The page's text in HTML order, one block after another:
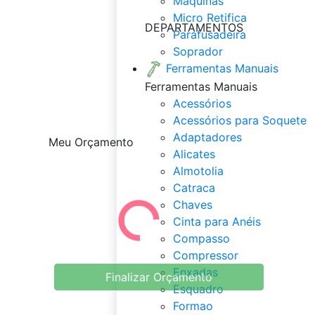
DEPARTAMENTOS
Micro Retifica
Parafusadeira
Soprador
Ferramentas Manuais
Ferramentas Manuais
Acessórios
Acessórios para Soquete
Adaptadores
Alicates
Almotolia
Catraca
Chaves
Cinta para Anéis
Compasso
Compressor
Enxadas
Esquadro
Formao
Meu Orçamento
Finalizar Orçamento